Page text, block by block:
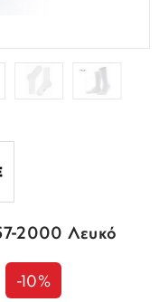
2000 Λευκό
-10%